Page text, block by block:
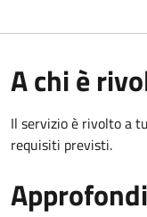
A chi è
Il servizio è rivolto a
requisiti previsti.